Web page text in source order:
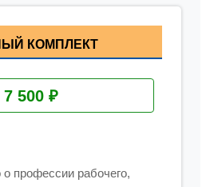
КОМПЛЕКТ
7 500 ₽
профессии рабочего,